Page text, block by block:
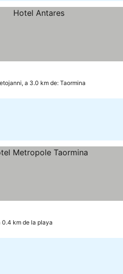
a 3.0 km de: Taormina
0.4 km de la playa